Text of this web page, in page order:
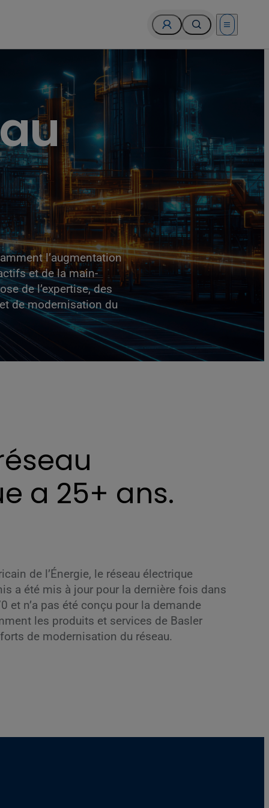
Open menu
l’augmentation
et de la main-
de l’expertise, des
de modernisation du
a 25+ ans.
de l’Énergie, le réseau électrique
a été mis à jour pour la dernière fois dans
et n’a pas été conçu pour la demande
les produits et services de Basler
de modernisation du réseau.